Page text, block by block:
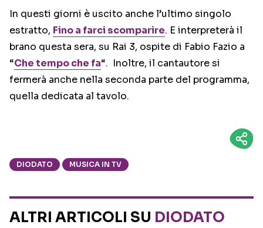
In questi giorni è uscito anche l’ultimo singolo
estratto, Fino a farci scomparire. E interpreterà il
brano questa sera, su Rai 3, ospite di Fabio Fazio a
“Che tempo che fa“. Inoltre, il cantautore si
fermerà anche nella seconda parte del programma,
quella dedicata al tavolo.
DIODATO MUSICA IN TV
ALTRI ARTICOLI SU DIODATO